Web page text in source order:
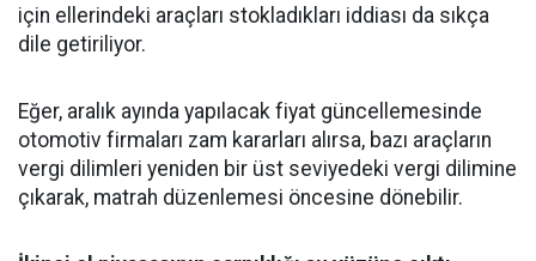
için ellerindeki araçları stokladıkları iddiası da sıkça
dile getiriliyor.
Eğer, aralık ayında yapılacak fiyat güncellemesinde
otomotiv firmaları zam kararları alırsa, bazı araçların
vergi dilimleri yeniden bir üst seviyedeki vergi dilimine
çıkarak, matrah düzenlemesi öncesine dönebilir.